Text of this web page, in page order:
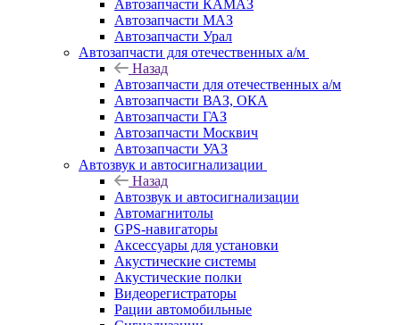
Автозапчасти КАМАЗ
Автозапчасти МАЗ
Автозапчасти Урал
Автозапчасти для отечественных а/м
Назад
Автозапчасти для отечественных а/м
Автозапчасти ВАЗ, ОКА
Автозапчасти ГАЗ
Автозапчасти Москвич
Автозапчасти УАЗ
Автозвук и автосигнализации
Назад
Автозвук и автосигнализации
Автомагнитолы
GPS-навигаторы
Аксессуары для установки
Акустические системы
Акустические полки
Видеорегистраторы
Рации автомобильные